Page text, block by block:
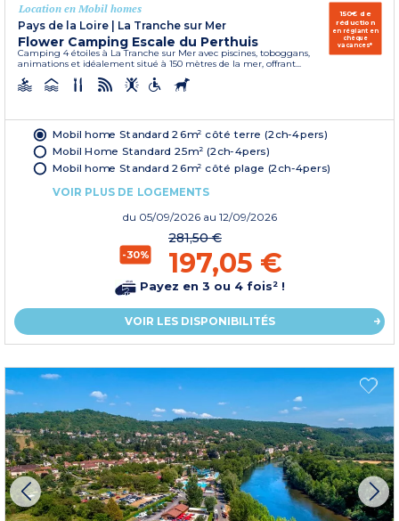
Location en Mobil homes
Pays de la Loire | La Tranche sur Mer
Flower Camping Escale du Perthuis
Camping 4 étoiles à La Tranche sur Mer avec piscines, toboggans,
animations et idéalement situé à 150 mètres de la mer, offrant...
150€ de
réduction
en réglant en
chèque
vacances*
Mobil home Standard 26m² côté terre (2ch-4pers)
Mobil Home Standard 25m² (2ch-4pers)
Mobil home Standard 26m² côté plage (2ch-4pers)
VOIR PLUS DE LOGEMENTS
du 05/09/2026 au 12/09/2026
-30%
281,50 €
197,05 €
Payez en 3 ou 4 fois² !
VOIR LES DISPONIBILITÉS